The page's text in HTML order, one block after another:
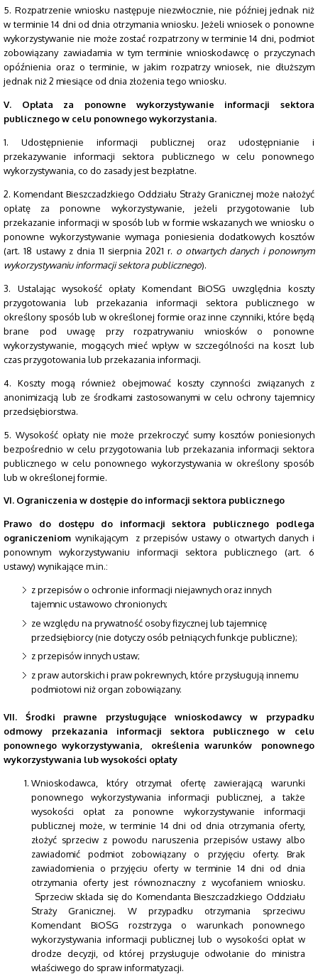
5. Rozpatrzenie wniosku następuje niezwłocznie, nie później jednak niż
w terminie 14 dni od dnia otrzymania wniosku. Jeżeli wniosek o ponowne
wykorzystywanie nie może zostać rozpatrzony w terminie 14 dni, podmiot
zobowiązany zawiadamia w tym terminie wnioskodawcę o przyczynach
opóźnienia oraz o terminie, w jakim rozpatrzy wniosek, nie dłuższym
jednak niż 2 miesiące od dnia złożenia tego wniosku.
V. Opłata za ponowne wykorzystywanie informacji sektora
publicznego w celu ponownego wykorzystania.
1. Udostępnienie informacji publicznej oraz udostępnianie i
przekazywanie informacji sektora publicznego w celu ponownego
wykorzystywania, co do zasady jest bezpłatne.
2. Komendant Bieszczadzkiego Oddziału Straży Granicznej może nałożyć
opłatę za ponowne wykorzystywanie, jeżeli przygotowanie lub
przekazanie informacji w sposób lub w formie wskazanych we wniosku o
ponowne wykorzystywanie wymaga poniesienia dodatkowych kosztów
(art. 18 ustawy z dnia 11 sierpnia 2021 r. o otwartych danych i ponownym
wykorzystywaniu informacji sektora publicznego).
3. Ustalając wysokość opłaty Komendant BiOSG uwzględnia koszty
przygotowania lub przekazania informacji sektora publicznego w
określony sposób lub w określonej formie oraz inne czynniki, które będą
brane pod uwagę przy rozpatrywaniu wniosków o ponowne
wykorzystywanie, mogących mieć wpływ w szczególności na koszt lub
czas przygotowania lub przekazania informacji.
4. Koszty mogą również obejmować koszty czynności związanych z
anonimizacją lub ze środkami zastosowanymi w celu ochrony tajemnicy
przedsiębiorstwa.
5. Wysokość opłaty nie może przekroczyć sumy kosztów poniesionych
bezpośrednio w celu przygotowania lub przekazania informacji sektora
publicznego w celu ponownego wykorzystywania w określony sposób
lub w określonej formie.
VI. Ograniczenia w dostępie do informacji sektora publicznego
Prawo do dostępu do informacji sektora publicznego podlega
ograniczeniom wynikającym z przepisów ustawy o otwartych danych i
ponownym wykorzystywaniu informacji sektora publicznego (art. 6
ustawy) wynikające m.in.:
z przepisów o ochronie informacji niejawnych oraz innych
tajemnic ustawowo chronionych;
ze względu na prywatność osoby fizycznej lub tajemnicę
przedsiębiorcy (nie dotyczy osób pełniących funkcje publiczne);
z przepisów innych ustaw;
z praw autorskich i praw pokrewnych, które przysługują innemu
podmiotowi niż organ zobowiązany.
VII. Środki prawne przysługujące wnioskodawcy w przypadku
odmowy przekazania informacji sektora publicznego w celu
ponownego wykorzystywania, określenia warunków ponownego
wykorzystywania lub wysokości opłaty
Wnioskodawca, który otrzymał ofertę zawierającą warunki
ponownego wykorzystywania informacji publicznej, a także
wysokości opłat za ponowne wykorzystywanie informacji
publicznej może, w terminie 14 dni od dnia otrzymania oferty,
złożyć sprzeciw z powodu naruszenia przepisów ustawy albo
zawiadomić podmiot zobowiązany o przyjęciu oferty. Brak
zawiadomienia o przyjęciu oferty w terminie 14 dni od dnia
otrzymania oferty jest równoznaczny z wycofaniem wniosku.
Sprzeciw składa się do Komendanta Bieszczadzkiego Oddziału
Straży Granicznej. W przypadku otrzymania sprzeciwu
Komendant BiOSG rozstrzyga o warunkach ponownego
wykorzystywania informacji publicznej lub o wysokości opłat w
drodze decyzji, od której przysługuje odwołanie do ministra
właściwego do spraw informatyzacji.